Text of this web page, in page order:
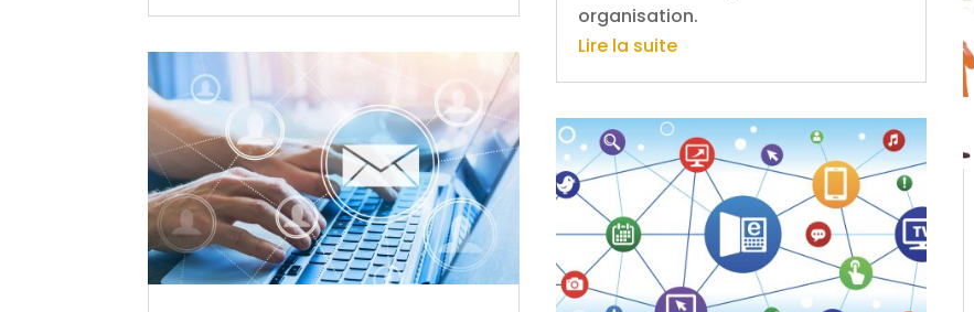
organisation.
Lire la suite